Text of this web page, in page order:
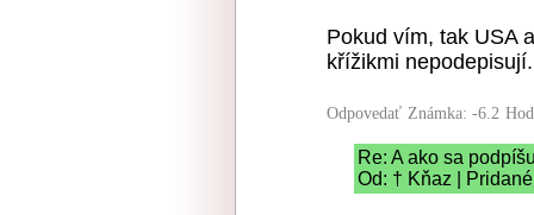
Pokud vím, tak USA
křížikmi
Odpovedať Známka: -6.2
Re: A ako sa
Od: † Kňaz |